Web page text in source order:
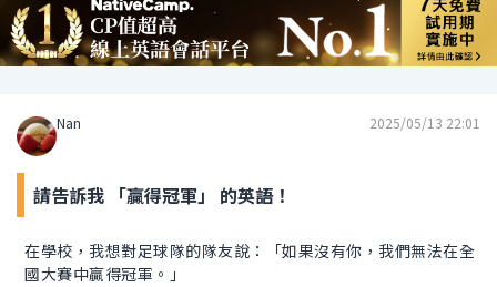
Nan 2025/05/13 22:01
請告訴我 「贏得冠軍」 的英語！
在學校，我想對足球隊的隊友說：「如果沒有你，我們無法在全
國大賽中贏得冠軍。」